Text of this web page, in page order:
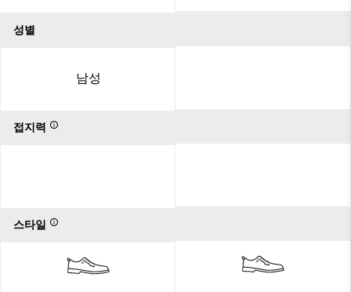
성별
남성
접지력
스타일